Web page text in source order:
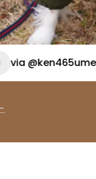
via @ken465ume